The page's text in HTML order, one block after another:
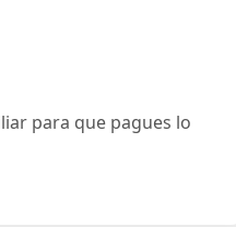
para que pagues lo